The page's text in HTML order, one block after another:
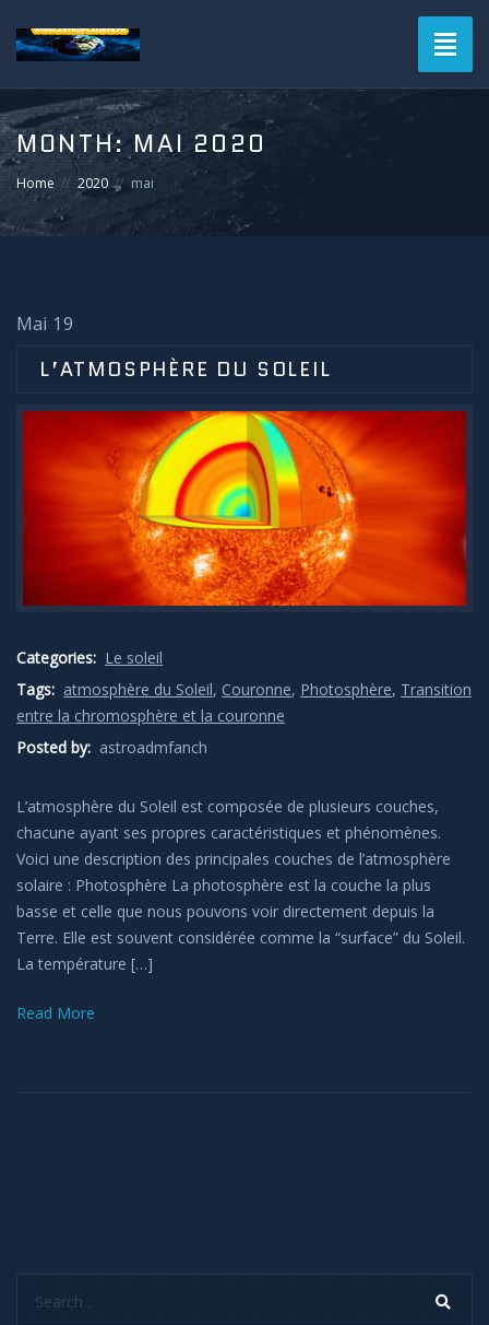
MONTH:MAI 2020
Home 2020 mai
Mai 19
L’ATMOSPHÈRE DU SOLEIL
Categories: Le soleil
Tags: atmosphère du Soleil, Couronne, Photosphère, Transition
entre la chromosphère et la couronne
Posted by: astroadmfanch
L’atmosphère du Soleil est composée de plusieurs couches,
chacune ayant ses propres caractéristiques et phénomènes.
Voici une description des principales couches de l’atmosphère
solaire : Photosphère La photosphère est la couche la plus
basse et celle que nous pouvons voir directement depuis la
Terre. Elle est souvent considérée comme la “surface” du Soleil.
La température […]
Read More
Search...